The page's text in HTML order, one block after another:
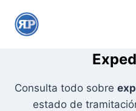
Consulta todo sobre
estado de